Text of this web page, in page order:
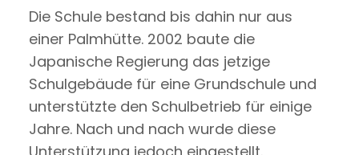
Die Schule bestand bis dahin nur aus
einer Palmhütte. 2002 baute die
Japanische Regierung das jetzige
Schulgebäude für eine Grundschule und
unterstützte den Schulbetrieb für einige
Jahre. Nach und nach wurde diese